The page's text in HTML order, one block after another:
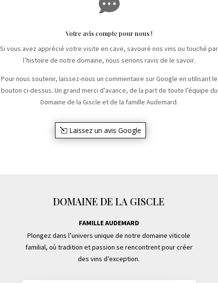
Votre avis compte pour nous !
Si vous avez apprécié votre visite en cave, savouré nos vins ou touché par
l’histoire de notre domaine, nous serions ravis de le savoir.
Pour nous soutenir, laissez-nous un commentaire sur Google en utilisant le
bouton ci-dessus. Un grand merci d’avance, de la part de toute l’équipe du
Domaine de la Giscle et de la famille Audemard.
Laissez un avis Google
DOMAINE DE LA GISCLE
FAMILLE AUDEMARD
Plongez dans l’univers unique de notre domaine viticole
familial, où tradition et passion se rencontrent pour créer
des vins d’exception.